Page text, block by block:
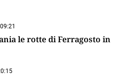
le rotte di Ferragosto in